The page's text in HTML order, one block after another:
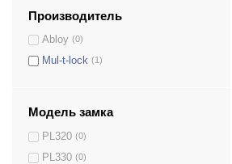
Производитель
Abloy (0)
Mul-t-lock (1)
Модель замка
PL320 (0)
PL330 (0)